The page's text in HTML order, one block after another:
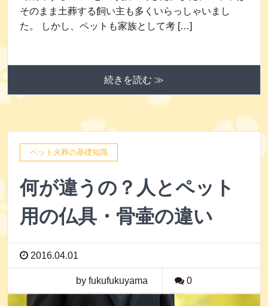
そのまま土葬する飼い主も多くいらっしゃいまし
た。 しかし、ペットも家族として考 […]
続きを読む ≫
ペット火葬の基礎知識
何が違うの？人とペット
用の仏具・骨壷の違い
2016.04.01
by fukufukuyama 0